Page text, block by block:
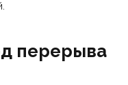
перерыва